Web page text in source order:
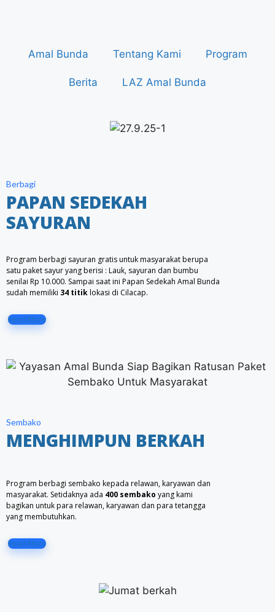
Amal Bunda Tentang Kami Program
Berita LAZ Amal Bunda
Berbagi
PAPAN SEDEKAH
SAYURAN
Program berbagi sayuran gratis untuk masyarakat berupa
satu paket sayur yang berisi : Lauk, sayuran dan bumbu
senilai Rp 10.000. Sampai saat ini Papan Sedekah Amal Bunda
sudah memiliki 34 titiklokasi di Cilacap.
Read More
Sembako
MENGHIMPUN BERKAH
Program berbagi sembako kepada relawan, karyawan dan
masyarakat. Setidaknya ada 400 sembako yang kami
bagikan untuk para relawan, karyawan dan para tetangga
yang membutuhkan.
Read More